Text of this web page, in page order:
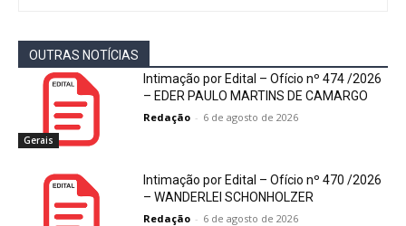
OUTRAS NOTÍCIAS
Gerais
Intimação por Edital – Ofício nº 474 /2026
– EDER PAULO MARTINS DE CAMARGO
Redação - 6 de agosto de 2026
Intimação por Edital – Ofício nº 470 /2026
– WANDERLEI SCHONHOLZER
Redação - 6 de agosto de 2026